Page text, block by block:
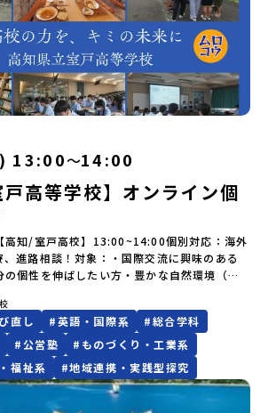
値観に合った地域・学校で1〜3年間過ごすこ
地域みらい留学」をはじめとした、教育事業
くり続けています。名 称：一般財団法人地
トフォーム設 立：2017年3月代表者：岩本
島根県松江市東本町二丁目25-6 みらい
地公式HP：http://c-platform.or.jp/お問い
小原E-mail：info@miratabi.jp「おためし
らい留学公式LINE
％・7日目-2日目：30％・プログラム開始日
ラム開始日当日：50％・ご連絡無しでの不参
始後の解除：100％・催行中止について天候な
催を見合わせる可能性があります。その場合
までにご連絡いたします。又、最少催行人数
、開催日3週間前までに催行中止の旨をメール
・よくあるご質問その他、よくあるご質問
域・教育魅力化プラットフォーム＞「意志
可能な地域・社会をつくる」というビジョ
携しながら、中学卒業後に地域の枠を越えて生
観に合った地域・学校で1〜3年間過ごすこ
域みらい留学」をはじめとした、教育事業
くり続けています。名 称：一般財団法人地
トフォーム設 立：2017年3月代表者：岩本
島根県松江市東本町二丁目25-6 みらい
c-platform.or.jp/お問い合わせ先担
：info@miratabi.jp「おためし地域留学体
報を公式LINEにて配信中！ぜひご登録くだ
公式LINE
域留学」の全体像や魅力について、説明会を
一人での参加にあたり、保護者様が特に気に
務局のサポート体制」についても詳しく解説
自宅からお気軽にご視聴ください。🎬 [アーカ
：
説明会〜「八幡平市」の内容をもっと知りし
いたうえで、「プログラムで何をする
？」という疑問にお答えする詳細配信で
ムの中身をお伝えします。日時：6月10日(水)
：どんなところ？プログラム詳細解説、質疑
県出水市・出水工業高校/北海道標津町/岩手
町＊4つの地域のプログラムを1時間でぎゅっ
し込み：https://c-
お気軽にどうぞ！「はじめての一人旅だ
体験ができるの？」そんな保護者様の不安
素朴な疑問にスタッフが直接お答えしま
可能ですので、ぜひご自宅からリラックス
▼お申し込み前に必ずご確認ください・参加
への参加申し込みいただく前に、「お申し
の同意が必須となります。ご確認くださ
決定についてお申込みいただいた方の中か
日から1週間を目途に、お申し込み時に記入い
ス宛に「当選／落選メール」をお送りいたし
らにまちの人たちと交流＜3日目＞（AM）
ーク」 -みんなで振り返り対話（PM） 13：
13：30頃到着)※14：50 中標津空港発 (羽田
用する想定※天候の状況や参加人数によってプ
合がございます。参加概要【開催場所】北海
8月4日（火）〜 8月6日（木）※参加が確定し
：30～20：00に「参加者向け事前オンラ
港 8月4日(火) 14：30 集合【解散場所・時
(木) 13：30 解散【対象】中学2年生、中学3
旅行代金】無料※旅行代金に含まれる費用の
となります：・宿泊費（2泊分）・プログラ
体験費用・一部の食事代*以下の費用は参加
・集合場所までの往復交通費・お土産代や自
の個人的費用【募集人数】最大10名（お申
の上決定）【参加者決定】お申し込み多数
週間を目途に当落結果をご連絡いたします。
6月8日(月)12：00 から 6月22日(月) 12：00
クに変える！「おためし地域留学」ステッ
ラムの内容を詳しく知りたい方や、お申し込
にZoomでのオンライン配信を行います。
に合わせて、以下の2つのステップをご活用く
体オンライン説明会（アーカイブ動画を公開
ます。少しの不安が、ワクワクに変わるはず
串本古座高校で過ごして、未来の自分を想像
か？皆様のご参加をお待ちしています！何か
お気軽にお問い合わせください。
13:00〜14:00
戸高等学校】オンライン個
高知/室戸高校】13:00~14:00個別対応：海外
進路相談！対象：・国際交流に興味のある
個性を伸ばしたい方・豊かな自然環境（ユ
で伸び伸びと学習したい方・自分の興味の
・ジオパークを活かした探究学習に興味の
中から、自分の進む道を決めたい方・女子硬
ている方説明会概要：室戸高校の概要を説明
別にわからないことや不安な点にお答えし
直し #英語・国際系 #総合学科
#公営塾 # ものづくり・工業系
福祉系 #地域連携・実践型探究